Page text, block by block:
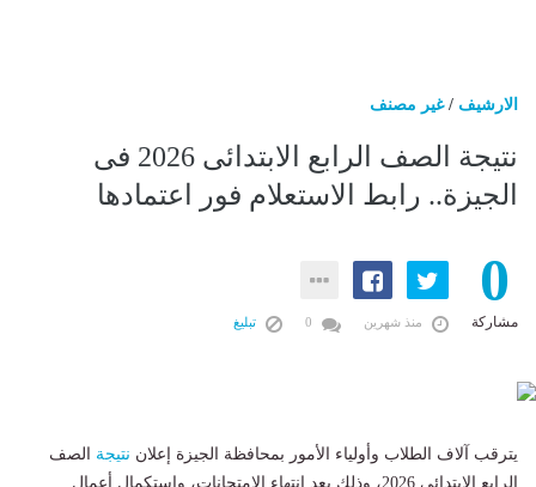
الارشيف /غير مصنف
نتيجة الصف الرابع الابتدائى 2026 فى
الجيزة.. رابط الاستعلام فور اعتمادها
0
مشاركة منذ شهرين تبليغ
يترقب آلاف الطلاب وأولياء الأمور بمحافظة الجيزة إعلان نتيجة الصف
الرابع الابتدائي 2026، وذلك بعد انتهاء الامتحانات، واستكمال أعمال